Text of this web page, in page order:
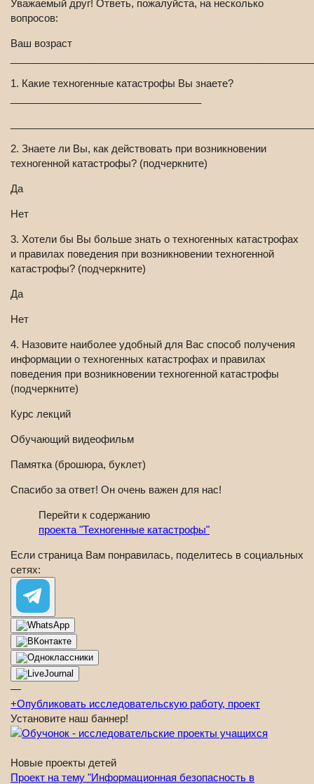
Уважаемый друг! Ответь, пожалуйста, на несколько
вопросов:
Ваш возраст
1. Какие техногенные катастрофы Вы знаете?
2. Знаете ли Вы, как действовать при возникновении
техногенной катастрофы? (подчеркните)
Да
Нет
3. Хотели бы Вы больше знать о техногенных катастрофах
и правилах поведения при возникновении техногенной
катастрофы? (подчеркните)
Да
Нет
4. Назовите наиболее удобный для Вас способ получения
информации о техногенных катастрофах и правилах
поведения при возникновении техногенной катастрофы
(подчеркните)
Курс лекций
Обучающий видеофильм
Памятка (брошюра, буклет)
Спасибо за ответ! Он очень важен для нас!
Перейти к содержанию
проекта "Техногенные катастрофы"
Если страница Вам понравилась, поделитесь в социальных
сетях:
—
+Опубликовать исследовательскую работу, проект
Установите наш баннер!
Новые проекты детей
Проект на тему "Информационная безопасность в